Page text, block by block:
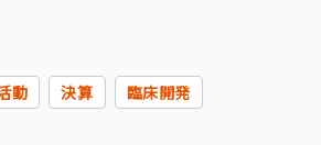
動 決算
臨床開発